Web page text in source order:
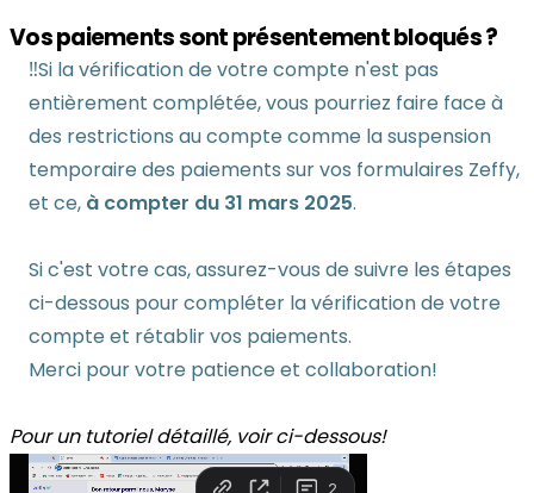
Vos paiements sont présentement bloqués ?
‼️Si la vérification de votre compte n'est pas
entièrement complétée, vous pourriez faire face à
des restrictions au compte comme la suspension
temporaire des paiements sur vos formulaires Zeffy,
et ce, à compter du 31 mars 2025.
Si c'est votre cas, assurez-vous de suivre les étapes
ci-dessous pour compléter la vérification de votre
compte et rétablir vos paiements.
Merci pour votre patience et collaboration!
Pour un tutoriel détaillé, voir ci-dessous!